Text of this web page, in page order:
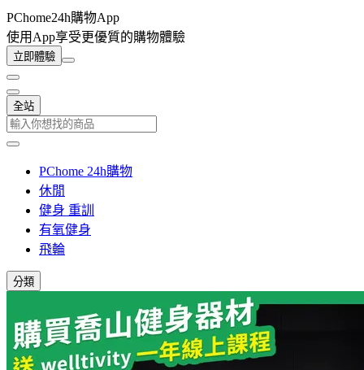
PChome24h購物App
使用App享受更優質的購物體驗
立即體驗
全站
PChome 24h購物
休閒
健身 重訓
有氧健身
飛輪
分類